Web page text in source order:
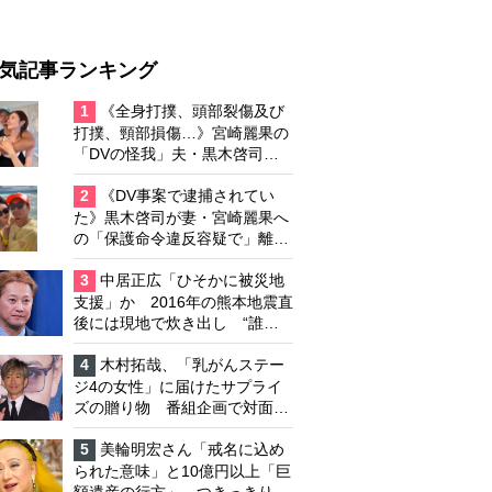
記事ランキング
1
《全身打撲、頭部裂傷及び
打撲、頸部損傷…》宮崎麗果の
「DVの怪我」夫・黒木啓司の
逮捕で始まる「夫婦の闘争」
2
《DV事案で逮捕されてい
た》黒木啓司が妻・宮崎麗果へ
の「保護命令違反容疑で」離婚
協議は「第二ステージ」へ
3
中居正広「ひそかに被災地
支援」か 2016年の熊本地震直
後には現地で炊き出し “誰に
も知られなくて良い”と、むし
ろ強まる福祉活動への思い
4
木村拓哉、「乳がんステー
ジ4の女性」に届けたサプライ
ズの贈り物 番組企画で対面し
たファンが、夢と希望を与える
心遣いに「うれしくて号泣しま
した」
5
美輪明宏さん「戒名に込め
られた意味」と10億円以上「巨